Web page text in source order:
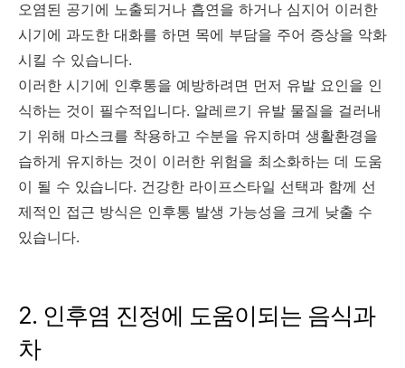
오염된 공기에 노출되거나 흡연을 하거나 심지어 이러한
시기에 과도한 대화를 하면 목에 부담을 주어 증상을 악화
시킬 수 있습니다.
이러한 시기에 인후통을 예방하려면 먼저 유발 요인을 인
식하는 것이 필수적입니다. 알레르기 유발 물질을 걸러내
기 위해 마스크를 착용하고 수분을 유지하며 생활환경을
습하게 유지하는 것이 이러한 위험을 최소화하는 데 도움
이 될 수 있습니다. 건강한 라이프스타일 선택과 함께 선
제적인 접근 방식은 인후통 발생 가능성을 크게 낮출 수
있습니다.
2. 인후염 진정에 도움이되는 음식과
차